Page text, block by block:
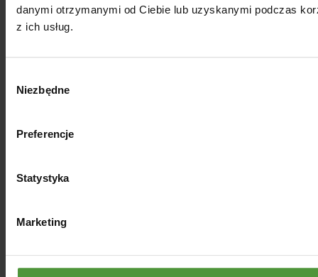
danymi otrzymanymi od Ciebie lub uzyskanymi podczas
z ich usług.
zgody
Niezbędne
Preferencje
Statystyka
Marketing